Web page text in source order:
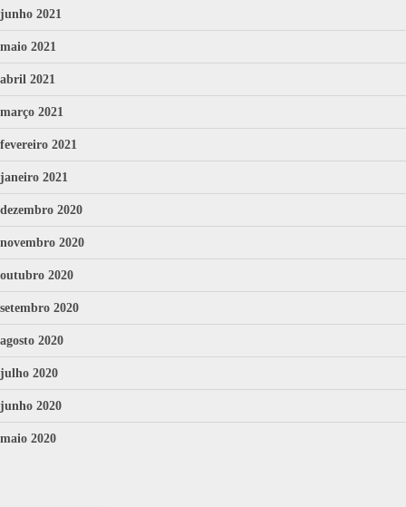
junho 2021
maio 2021
abril 2021
março 2021
fevereiro 2021
janeiro 2021
dezembro 2020
novembro 2020
outubro 2020
setembro 2020
agosto 2020
julho 2020
junho 2020
maio 2020